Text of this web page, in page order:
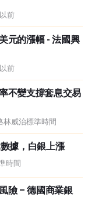
前
元的漲幅 - 法國興
前
不變支撐套息交易
林威治標準時間
據，白銀上漲
時間
險 – 德國商業銀